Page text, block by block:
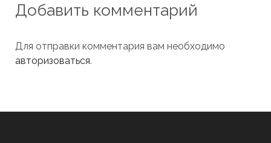
Добавить комментарий
Для отправки комментария вам необходимо
авторизоваться.